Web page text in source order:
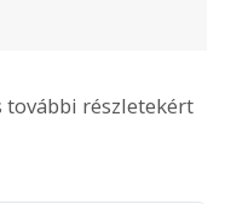
további részletekért